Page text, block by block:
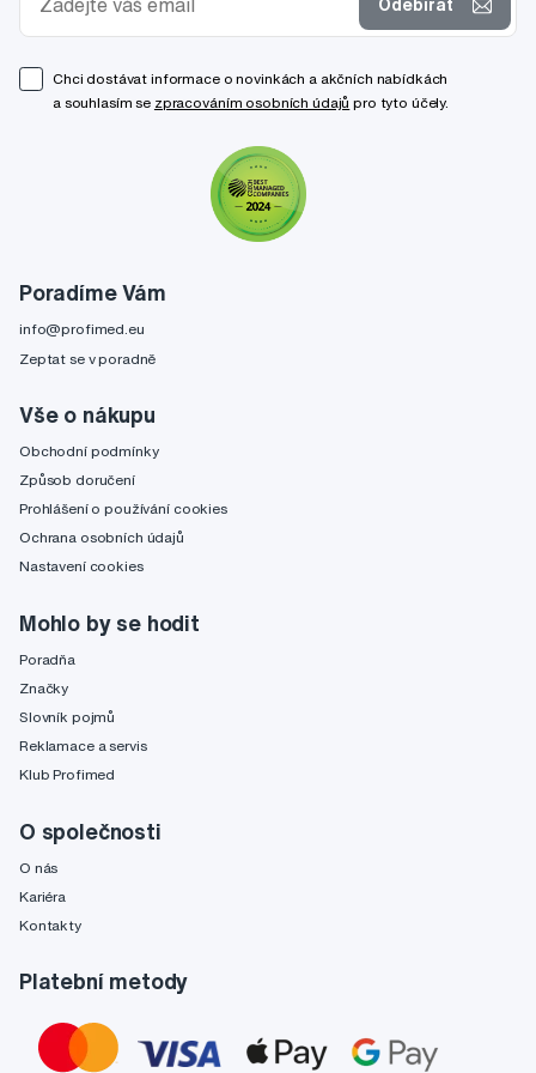
Poradíme Vám
info@profimed.eu
Zeptat se v poradně
Vše o nákupu
Obchodní podmínky
Způsob doručení
Prohlášení o používání cookies
Ochrana osobních údajů
Nastavení cookies
Mohlo by se hodit
Poradňa
Značky
Slovník pojmů
Reklamace a servis
Klub Profimed
O společnosti
O nás
Kariéra
Kontakty
Platební metody
Odebírat
Chci dostávat informace o novinkách a akčních nabídkách
a souhlasím se zpracováním osobních údajů pro tyto účely.